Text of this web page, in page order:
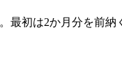
初は2か月分を前納